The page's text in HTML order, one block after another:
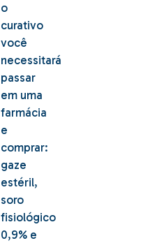
o
curativo
você
necessitará
passar
em uma
farmácia
e
comprar:
gaze
estéril,
soro
fisiológico
0,9% e